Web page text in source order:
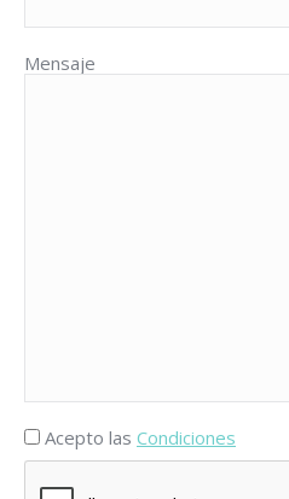
Mensaje
Acepto las Condiciones